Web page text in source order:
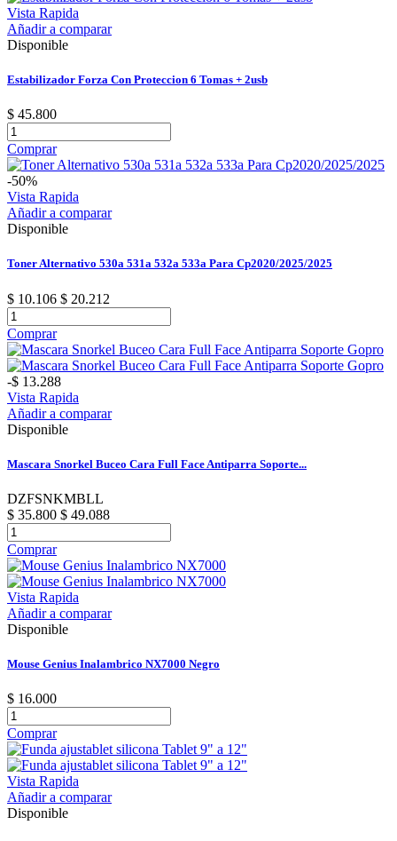
Vista Rapida
Añadir a comparar
Disponible
Estabilizador Forza Con Proteccion 6 Tomas + 2usb
$ 45.800
Comprar
-50%
Vista Rapida
Añadir a comparar
Disponible
Toner Alternativo 530a 531a 532a 533a Para Cp2020/2025/2025
$ 10.106 $ 20.212
Comprar
-$ 13.288
Vista Rapida
Añadir a comparar
Disponible
Mascara Snorkel Buceo Cara Full Face Antiparra Soporte...
DZFSNKMBLL
$ 35.800 $ 49.088
Comprar
Vista Rapida
Añadir a comparar
Disponible
Mouse Genius Inalambrico NX7000 Negro
$ 16.000
Comprar
Vista Rapida
Añadir a comparar
Disponible